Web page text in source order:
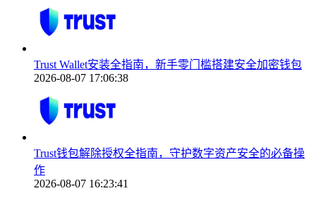
Trust Wallet安装全指南，新手零门槛搭建安全加密钱包
2026-08-07 17:06:38
Trust钱包解除授权全指南，守护数字资产安全的必备操
作
2026-08-07 16:23:41